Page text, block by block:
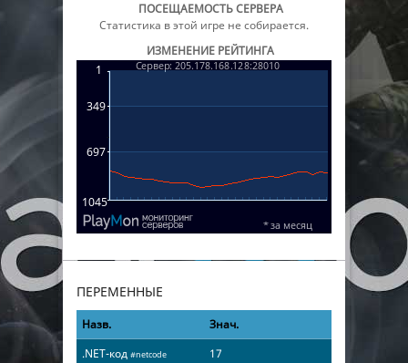
ПОСЕЩАЕМОСТЬ СЕРВЕРА
Статистика в этой игре не собирается.
ИЗМЕНЕНИЕ РЕЙТИНГА
ПЕРЕМЕННЫЕ
Назв.
Знач.
.NET-код #netcode
17